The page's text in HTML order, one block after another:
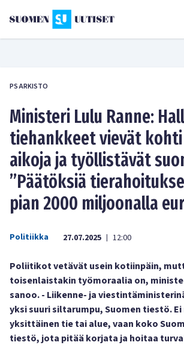
PS ARKISTO
Ministeri Lulu Ranne:
tiehankkeet vievät
aikoja ja työllistävät
”Päätöksiä
pian 2000 miljoonalla
Politiikka 27.07.2025 | 12:00
Poliitikot vetävät usein kotiinpäin,
toisenlaistakin työmoraalia on,
sanoo. - Liikenne- ja
yksi suuri siltarumpu, Suomen tiestö. Ei
yksittäinen tie tai alue, vaan koko
tiestö, jota pitää korjata ja hoitaa